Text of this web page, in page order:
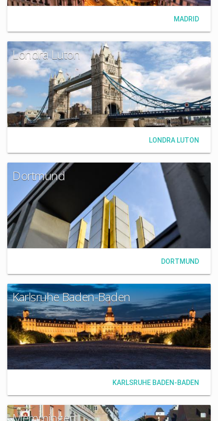
MADRID
Londra Luton
LONDRA LUTON
Dortmund
DORTMUND
Karlsruhe Baden-Baden
KARLSRUHE BADEN-BADEN